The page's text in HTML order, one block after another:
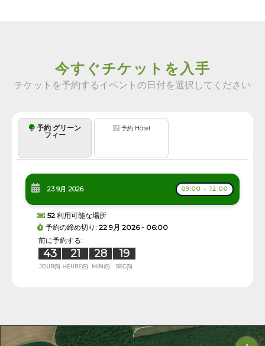
今すぐチケットを入手
チケットを予約するイベントの日付を選択してください
予約 グリーン
フィー
予約 Hôtel
23 9月 2026 09:00 - 12:00
52 利用可能な場所
予約の締め切り: 22 9月 2026 - 06:00
前に予約する:
43 21 28 19
JOUR(S) HEURE(S) MIN(S) SEC(S)